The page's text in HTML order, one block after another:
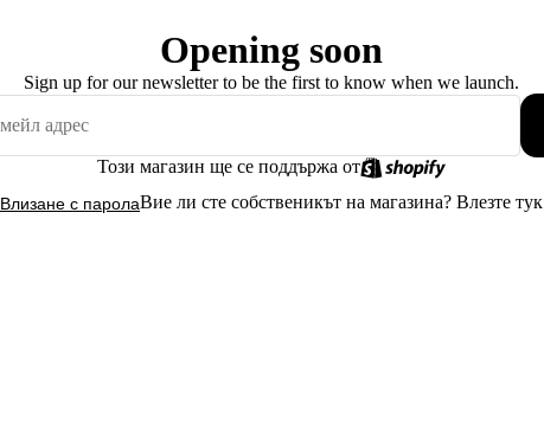
Opening soon
Sign up for our newsletter to be the first to know when we launch.
Този магазин ще се поддържа от
Влизане с паролаВие ли сте собственикът на магазина? Влезте тук